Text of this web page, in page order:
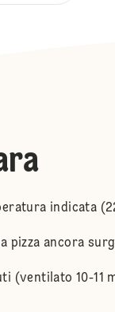
indicata
pizza ancora
(ventilato 10-